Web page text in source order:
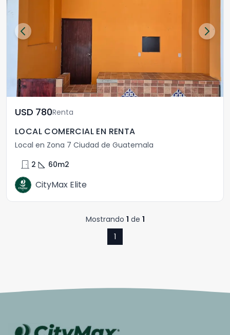
USD	780Renta
LOCAL COMERCIAL EN RENTA
Local en Zona 7 Ciudad de Guatemala
door_front 2 square_foot 60m2
CityMax Elite
Mostrando 1 de 1
1